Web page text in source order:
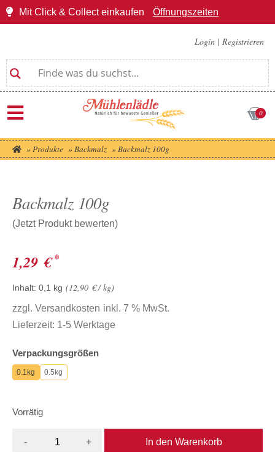
Mit Click & Collect einkaufen Öffnungszeiten
Login | Registrieren
0
» Produkte » Backmalz » Backmalz 100g
Backmalz 100g
(Jetzt Produkt bewerten)
1,29 € *
Inhalt: 0,1 kg 12,90 €/kg
zzgl. Versandkosten inkl. 7 % MwSt.
Lieferzeit: 1-5 Werktage
Verpackungsgrößen
0.1kg 0.5kg
Vorrätig
- + In den Warenkorb